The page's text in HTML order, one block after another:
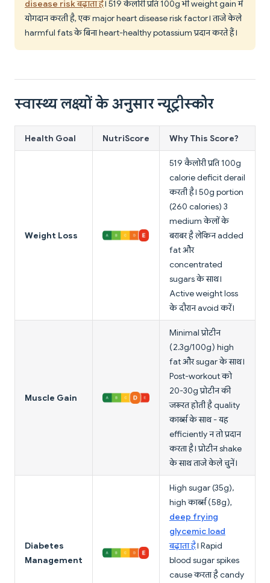
disease risk बढ़ाता है। 519 कैलोरी प्रति 100g भी weight gain में
योगदान करती है, एक major heart disease risk factor। ताजे केले
harmful fats के बिना heart-healthy potassium प्रदान करते हैं।
स्वास्थ्य लक्ष्यों के अनुसार न्यूट्रीस्कोर
Health Goal NutriScore Why This Score?
Weight Loss
519 कैलोरी प्रति 100g
calorie deficit derail
करती है। 50g portion
(260 calories) 3
medium केलों के
बराबर है लेकिन added
fat और
concentrated
sugars के साथ।
Active weight loss
के दौरान avoid करें।
Muscle Gain
Minimal प्रोटीन
(2.3g/100g) high
fat और sugar के साथ।
Post-workout को
20-30g प्रोटीन की
जरूरत होती है quality
कार्ब्स के साथ - यह
efficiently न तो प्रदान
करता है। प्रोटीन shake
के साथ ताजे केले चुनें।
Diabetes
Management
High sugar (35g),
high कार्ब्स (58g),
deep frying
glycemic load
बढ़ाता है। Rapid
blood sugar spikes
cause करता है candy